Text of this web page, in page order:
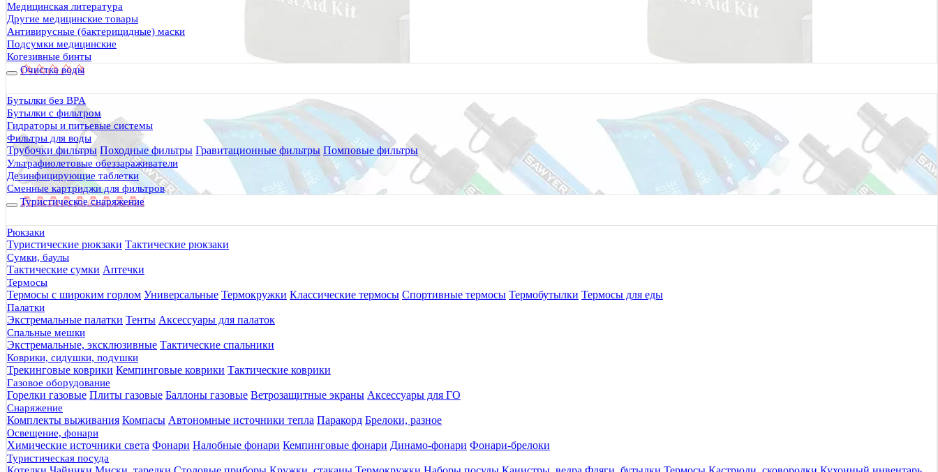
Медицинская литература
Другие медицинские товары
Антивирусные (бактерицидные) маски
Подсумки медицинские
Когезивные бинты
Очистка воды
Бутылки без BPA
Бутылки с фильтром
Гидраторы и питьевые системы
Фильтры для воды
Трубочки фильтры Походные фильтры Гравитационные фильтры Помповые фильтры
Ультрафиолетовые обеззараживатели
Дезинфицирующие таблетки
Сменные картриджи для фильтров
Туристическое снаряжение
Рюкзаки
Туристические рюкзаки Тактические рюкзаки
Сумки, баулы
Тактические сумки Аптечки
Термосы
Термосы с широким горлом Универсальные Термокружки Классические термосы Спортивные термосы Термобутылки Термосы для еды
Палатки
Экстремальные палатки Тенты Аксессуары для палаток
Спальные мешки
Экстремальные, эксклюзивные Тактические спальники
Коврики, сидушки, подушки
Трекинговые коврики Кемпинговые коврики Тактические коврики
Газовое оборудование
Горелки газовые Плиты газовые Баллоны газовые Ветрозащитные экраны Аксессуары для ГО
Снаряжение
Комплекты выживания Компасы Автономные источники тепла Паракорд Брелоки, разное
Освещение, фонари
Химические источники света Фонари Налобные фонари Кемпинговые фонари Динамо-фонари Фонари-брелоки
Туристическая посуда